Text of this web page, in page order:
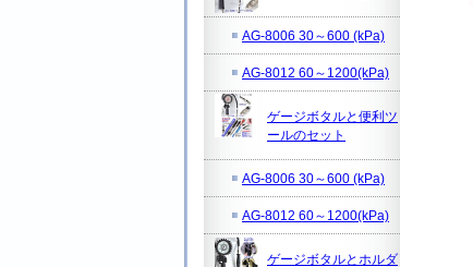
AG-8006 30～600 (kPa)
AG-8012 60～1200(kPa)
ゲージボタルと便利ツ
ールのセット
AG-8006 30～600 (kPa)
AG-8012 60～1200(kPa)
ゲージボタルとホルダ